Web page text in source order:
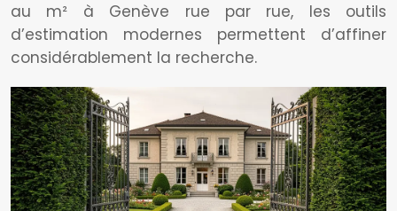
au m² à Genève rue par rue, les outils
d’estimation modernes permettent d’affiner
considérablement la recherche.